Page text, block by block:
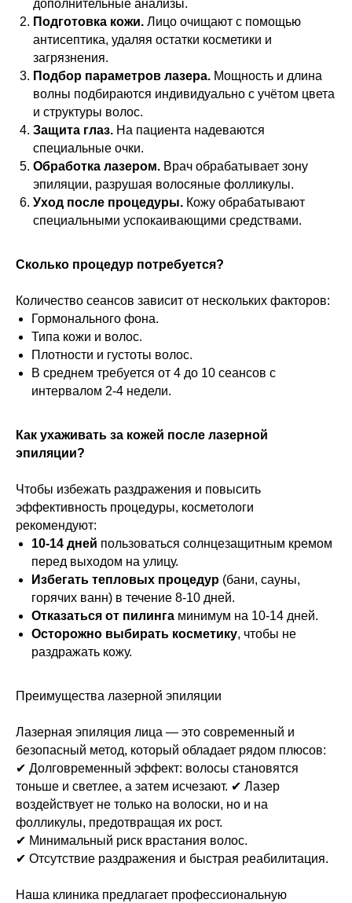
дополнительные анализы.
Подготовка кожи. Лицо очищают с помощью
антисептика, удаляя остатки косметики и
загрязнения.
Подбор параметров лазера. Мощность и длина
волны подбираются индивидуально с учётом цвета
и структуры волос.
Защита глаз. На пациента надеваются
специальные очки.
Обработка лазером. Врач обрабатывает зону
эпиляции, разрушая волосяные фолликулы.
Уход после процедуры. Кожу обрабатывают
специальными успокаивающими средствами.
Сколько процедур потребуется?
Количество сеансов зависит от нескольких факторов:
Гормонального фона.
Типа кожи и волос.
Плотности и густоты волос.
В среднем требуется от 4 до 10 сеансов с
интервалом 2-4 недели.
Как ухаживать за кожей после лазерной
эпиляции?
Чтобы избежать раздражения и повысить
эффективность процедуры, косметологи
рекомендуют:
10-14 дней пользоваться солнцезащитным кремом
перед выходом на улицу.
Избегать тепловых процедур (бани, сауны,
горячих ванн) в течение 8-10 дней.
Отказаться от пилинга минимум на 10-14 дней.
Осторожно выбирать косметику, чтобы не
раздражать кожу.
Преимущества лазерной эпиляции
Лазерная эпиляция лица — это современный и
безопасный метод, который обладает рядом плюсов:
✔ Долговременный эффект: волосы становятся
тоньше и светлее, а затем исчезают. ✔ Лазер
воздействует не только на волоски, но и на
фолликулы, предотвращая их рост.
✔ Минимальный риск врастания волос.
✔ Отсутствие раздражения и быстрая реабилитация.
Наша клиника предлагает профессиональную
Комплекс (всё тело)
Цены